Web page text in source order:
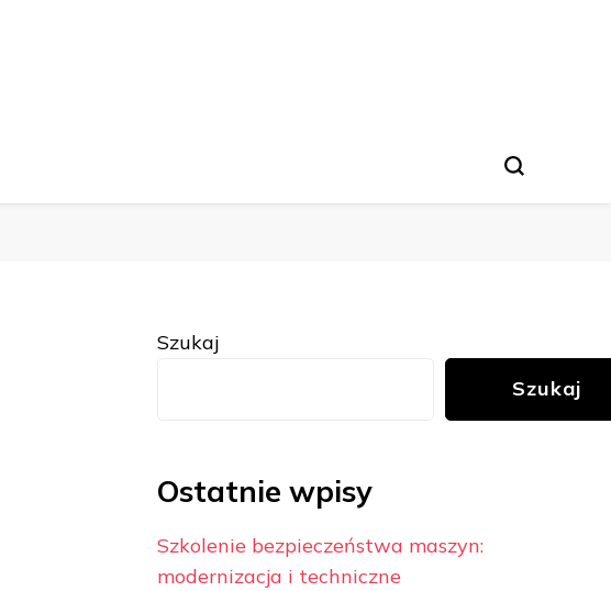
Szukaj
Szukaj
Ostatnie wpisy
Szkolenie bezpieczeństwa maszyn:
modernizacja i techniczne